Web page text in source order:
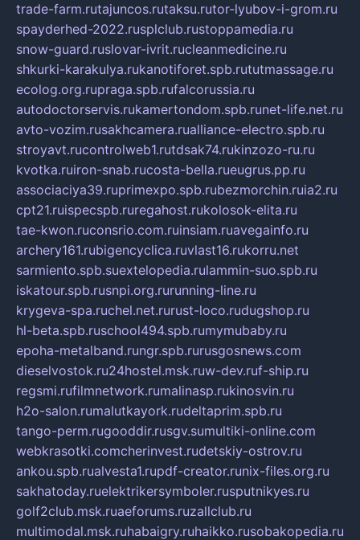
trade-farm.rutajuncos.rutaksu.rutor-lyubov-i-grom.ru
spayderhed-2022.rusplclub.rustoppamedia.ru
snow-guard.ruslovar-ivrit.rucleanmedicine.ru
shkurki-karakulya.rukanotiforet.spb.rututmassage.ru
ecolog.org.rupraga.spb.rufalcorussia.ru
autodoctorservis.rukamertondom.spb.runet-life.net.ru
avto-vozim.rusakhcamera.rualliance-electro.spb.ru
stroyavt.rucontrolweb1.rutdsak74.rukinzozo-ru.ru
kvotka.ruiron-snab.rucosta-bella.rueugrus.pp.ru
associaciya39.ruprimexpo.spb.rubezmorchin.ruia2.ru
cpt21.ruispecspb.ruregahost.rukolosok-elita.ru
tae-kwon.ruconsrio.com.ruinsiam.ruavegainfo.ru
archery161.rubigencyclica.ruvlast16.rukorru.net
sarmiento.spb.suextelopedia.rulammin-suo.spb.ru
iskatour.spb.rusnpi.org.rurunning-line.ru
krygeva-spa.ruchel.net.rurust-loco.rudugshop.ru
hl-beta.spb.ruschool494.spb.rumymubaby.ru
epoha-metalband.rungr.spb.rurusgosnews.com
dieselvostok.ru24hostel.msk.ruw-dev.ruf-ship.ru
regsmi.rufilmnetwork.rumalinasp.rukinosvin.ru
h2o-salon.rumalutkayork.rudeltaprim.spb.ru
tango-perm.rugooddir.rusgv.sumultiki-online.com
webkrasotki.comcherinvest.rudetskiy-ostrov.ru
ankou.spb.rualvesta1.rupdf-creator.runix-files.org.ru
sakhatoday.ruelektrikersymboler.rusputnikyes.ru
golf2club.msk.ruaeforums.ruzallclub.ru
multimodal.msk.ruhabaigry.ruhaikko.rusobakopedia.ru